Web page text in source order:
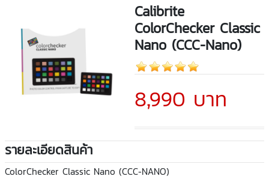
Calibrite
ColorChecker Classic
Nano (CCC-Nano)
8,990 บาท
รายละเอียดสินค้า
ColorChecker Classic Nano (CCC-NANO)